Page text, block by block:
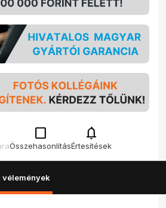
check_box_outline_blank
Összehasonlítás
notifications
Értesítések
vélemények